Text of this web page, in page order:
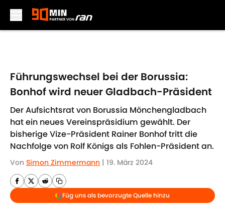
Führungswechsel bei der Borussia:
Bonhof wird neuer Gladbach-Präsident
Der Aufsichtsrat von Borussia Mönchengladbach
hat ein neues Vereinspräsidium gewählt. Der
bisherige Vize-Präsident Rainer Bonhof tritt die
Nachfolge von Rolf Königs als Fohlen-Präsident an.
Von Simon Zimmermann | 19. März 2024
Füg uns als bevorzugte Quelle hinzu